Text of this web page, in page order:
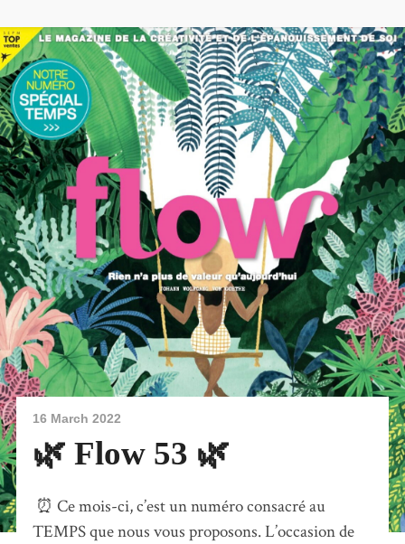
16 March 2022
🌿 Flow 53 🌿
⏰ Ce mois-ci, c’est un numéro consacré au
TEMPS que nous vous proposons. L’occasion de